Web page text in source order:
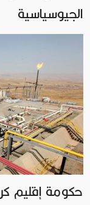
الجيوسياسية
حكومة إقليم